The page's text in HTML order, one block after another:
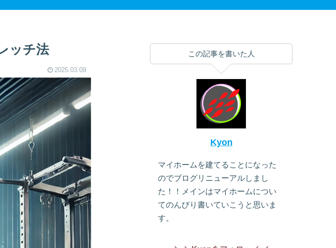
ッチ法
2025.03.09
この記事を書いた人
Kyon
マイホームを建てることになった
のでブログリニューアルしまし
た！！メインはマイホームについ
てのんびり書いていこうと思いま
す。